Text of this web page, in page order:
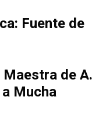
Fuente de
de A.
Mucha